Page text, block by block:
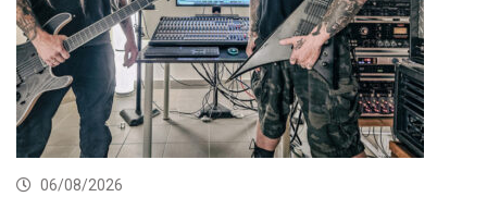
06/08/2026